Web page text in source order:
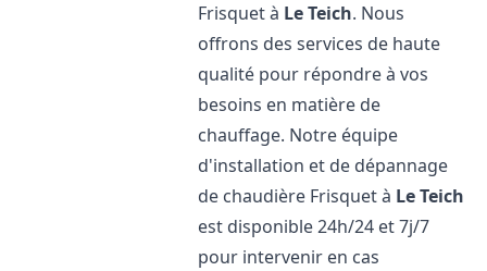
Frisquet à Le Teich. Nous
offrons des services de haute
qualité pour répondre à vos
besoins en matière de
chauffage. Notre équipe
d'installation et de dépannage
de chaudière Frisquet à Le Teich
est disponible 24h/24 et 7j/7
pour intervenir en cas